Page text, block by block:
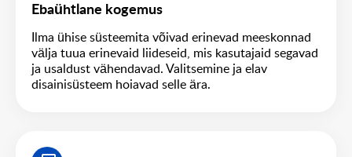
Ebaühtlane kogemus
Ilma ühise süsteemita võivad erinevad meeskonnad
välja tuua erinevaid liideseid, mis kasutajaid segavad
ja usaldust vähendavad. Valitsemine ja elav
disainisüsteem hoiavad selle ära.